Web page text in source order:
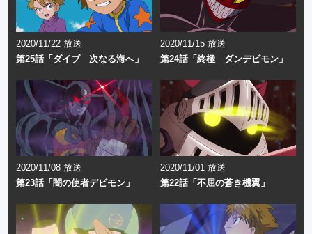
2020/11/22 放送
第25話「ダイブ 次なる海へ」
2020/11/15 放送
第24話「終極 ダンデビモン」
2020/11/08 放送
第23話「闇の使者デビモン」
2020/11/01 放送
第22話「不屈の蒼き機翼」